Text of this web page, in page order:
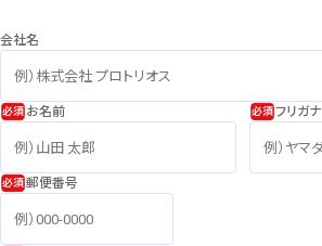
お知らせ
運営会社
お問い合わせ
個人情報の取扱いについて
利用規約
特定商取引法に基づく表記
会社名
お名前 フリガナ
郵便番号